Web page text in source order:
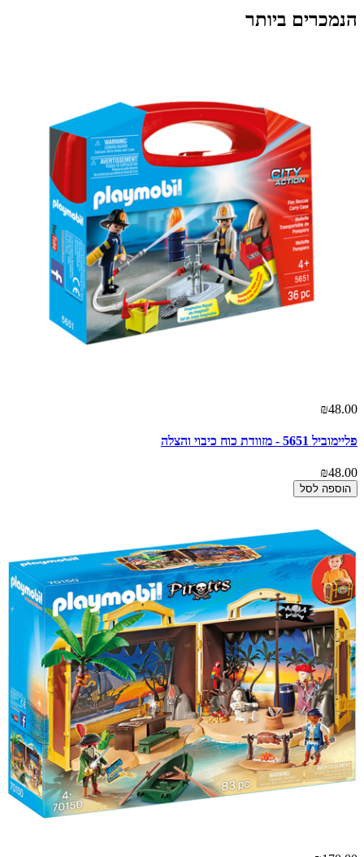
הנמכרים ביותר
₪48.00
פליימוביל 5651 - מזוודת כוח כיבוי והצלה
₪48.00
הוספה לסל